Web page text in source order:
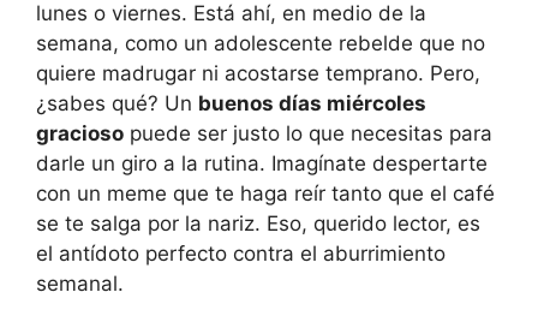
lunes o viernes. Está ahí, en medio de la
semana, como un adolescente rebelde que no
quiere madrugar ni acostarse temprano. Pero,
¿sabes qué? Un buenos días miércoles
gracioso puede ser justo lo que necesitas para
darle un giro a la rutina. Imagínate despertarte
con un meme que te haga reír tanto que el café
se te salga por la nariz. Eso, querido lector, es
el antídoto perfecto contra el aburrimiento
semanal.